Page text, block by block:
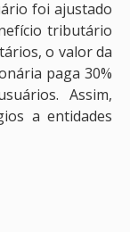
foi ajustado
tributário
o valor da
paga 30%
Assim,
a entidades